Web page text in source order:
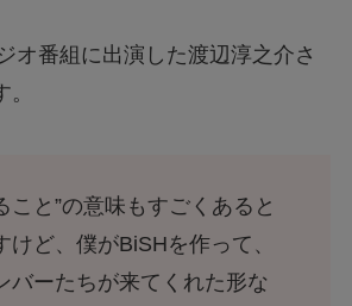
オ番組に出演した渡辺淳之介さ
こと”の意味もすごくあると
けど、僕がBiSHを作って、
バーたちが来てくれた形な